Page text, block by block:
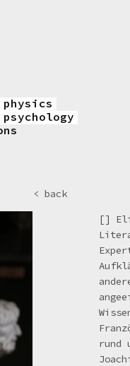
physics
psychology
< back
[]
rund